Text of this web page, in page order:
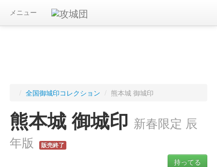
メニュー
/ 全国御城印コレクション / 熊本城 御城印
熊本城 御城印 新春限定 辰
年版
販売終了
持ってる